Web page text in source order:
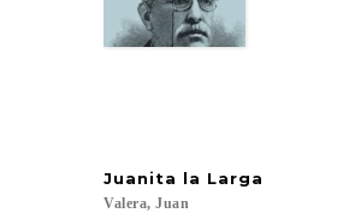
Juanita la Larga
Valera, Juan